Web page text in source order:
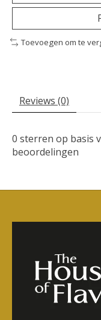
Toevoegen om te
Reviews (0)
0 sterren op basis
beoordelingen